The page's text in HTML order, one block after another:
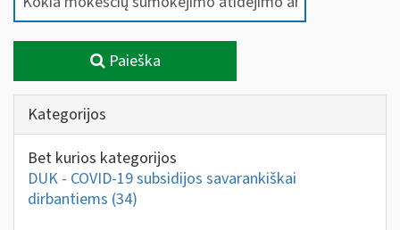
Paieška
Kategorijos
Bet kurios kategorijos
DUK - COVID-19 subsidijos savarankiškai
dirbantiems (34)